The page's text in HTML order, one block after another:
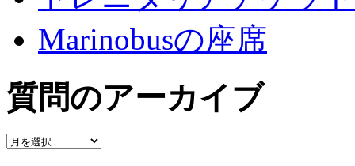
Marinobusの座席
質問のアーカイブ
質